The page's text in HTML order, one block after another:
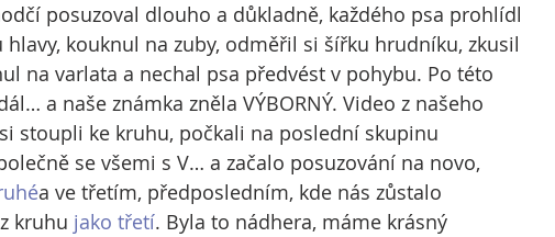
posuzoval dlouho a důkladně, každého psa prohlídl
kouknul na zuby, odměřil si šířku hrudníku, zkusil
na varlata a nechal psa předvést v pohybu. Po této
a naše známka zněla VÝBORNÝ. Video z našeho
stoupli ke kruhu, počkali na poslední skupinu
se všemi s V… a začalo posuzování na novo,
a ve třetím, předposledním, kde nás zůstalo
kruhu jako třetí. Byla to nádhera, máme krásný